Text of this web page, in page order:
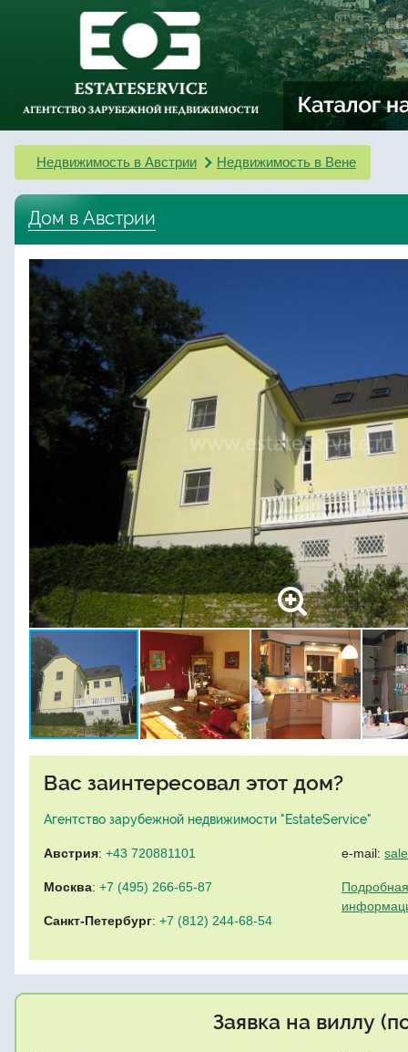
Недвижимость в Австрии Недвижимость в Вене
Дом в Австрии
Вас заинтересовал этот дом?
Агентство зарубежной недвижимости "EstateService"
Австрия: +43 720881101
Москва: +7 (495) 266-65-87
Санкт-Петербург: +7 (812) 244-68-54
e-mail:
Заявка на виллу